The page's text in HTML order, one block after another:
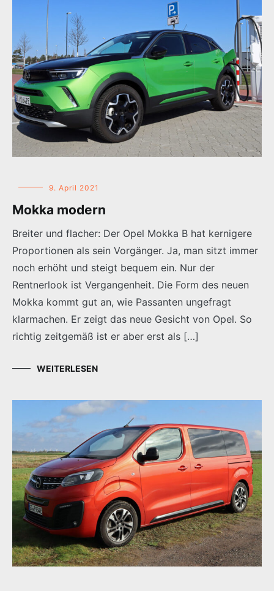
9. April 2021
Mokka modern
Breiter und flacher: Der Opel Mokka B hat kernigere
Proportionen als sein Vorgänger. Ja, man sitzt immer
noch erhöht und steigt bequem ein. Nur der
Rentnerlook ist Vergangenheit. Die Form des neuen
Mokka kommt gut an, wie Passanten ungefragt
klarmachen. Er zeigt das neue Gesicht von Opel. So
richtig zeitgemäß ist er aber erst als […]
WEITERLESEN